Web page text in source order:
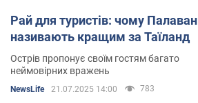
Рай для туристів: чому Палаван
називають кращим за Таїланд
Острів пропонує своїм гостям багато
неймовірних вражень
NewsLife 21.07.2025 14:00 783